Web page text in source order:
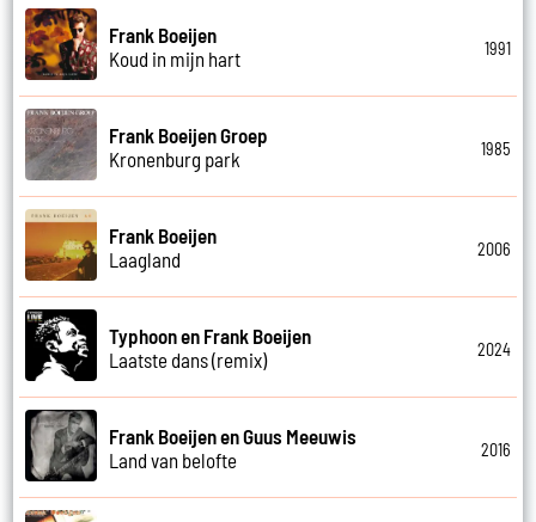
Frank Boeijen
Koud in mijn hart
1991
Frank Boeijen Groep
Kronenburg park
1985
Frank Boeijen
Laagland
2006
Typhoon en Frank Boeijen
Laatste dans (remix)
2024
Frank Boeijen en Guus Meeuwis
Land van belofte
2016